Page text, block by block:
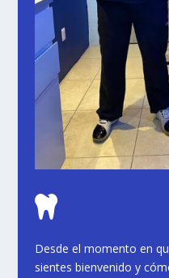

Desde el momento en
sientes bienvenido y